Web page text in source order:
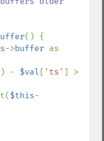
() {
->buffer
- $val [ 'ts'
$this-